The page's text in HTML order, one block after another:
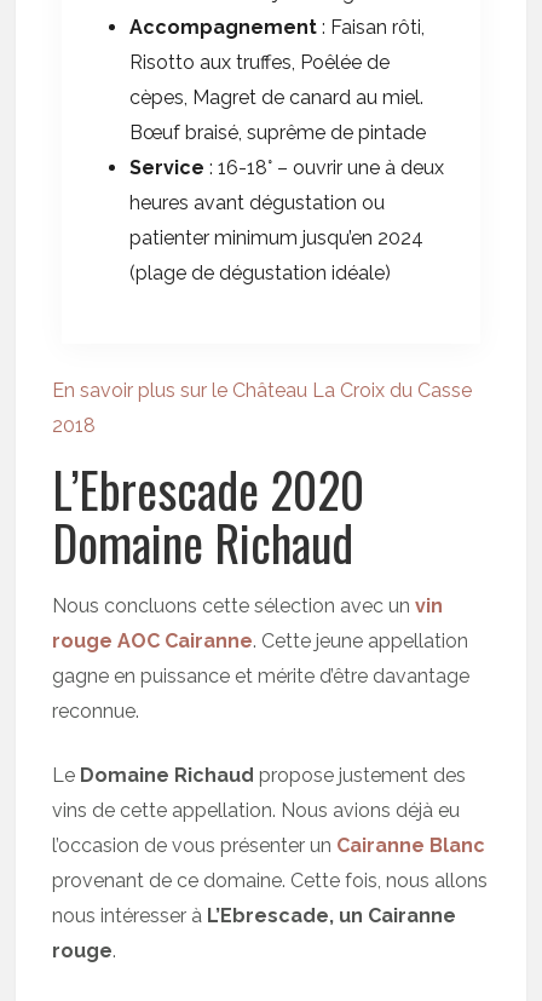
Accompagnement : Faisan rôti,
Risotto aux truffes, Poêlée de
cèpes, Magret de canard au miel.
Bœuf braisé, suprême de pintade
Service : 16-18° – ouvrir une à deux
heures avant dégustation ou
patienter minimum jusqu’en 2024
(plage de dégustation idéale)
En savoir plus sur le Château La Croix du Casse
2018
L’Ebrescade 2020
Domaine Richaud
Nous concluons cette sélection avec unvin
rouge AOC Cairanne. Cette jeune appellation
gagne en puissance et mérite d’être davantage
reconnue.
Le Domaine Richaudpropose justement des
vins de cette appellation. Nous avions déjà eu
l’occasion de vous présenter un Cairanne Blanc
provenant de ce domaine. Cette fois, nous allons
nous intéresser à L’Ebrescade, un Cairanne
rouge.